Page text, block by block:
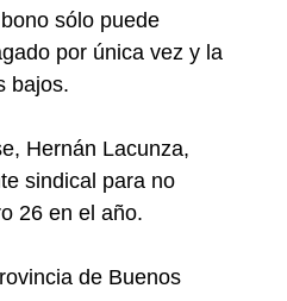
sólo puede
por única vez y la
bajos.
Hernán Lacunza,
sindical para no
26 en el año.
de Buenos